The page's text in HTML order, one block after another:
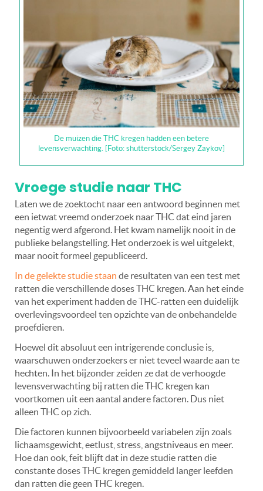
De muizen die THC kregen hadden een betere
levensverwachting. [Foto: shutterstock/Sergey Zaykov]
Vroege studie naar THC
Laten we de zoektocht naar een antwoord beginnen met
een ietwat vreemd onderzoek naar THC dat eind jaren
negentig werd afgerond. Het kwam namelijk nooit in de
publieke belangstelling. Het onderzoek is wel uitgelekt,
maar nooit formeel gepubliceerd.
In de gelekte studie staan de resultaten van een test met
ratten die verschillende doses THC kregen. Aan het einde
van het experiment hadden de THC-ratten een duidelijk
overlevingsvoordeel ten opzichte van de onbehandelde
proefdieren.
Hoewel dit absoluut een intrigerende conclusie is,
waarschuwen onderzoekers er niet teveel waarde aan te
hechten. In het bijzonder zeiden ze dat de verhoogde
levensverwachting bij ratten die THC kregen kan
voortkomen uit een aantal andere factoren. Dus niet
alleen THC op zich.
Die factoren kunnen bijvoorbeeld variabelen zijn zoals
lichaamsgewicht, eetlust, stress, angstniveaus en meer.
Hoe dan ook, feit blijft dat in deze studie ratten die
constante doses THC kregen gemiddeld langer leefden
dan ratten die geen THC kregen.